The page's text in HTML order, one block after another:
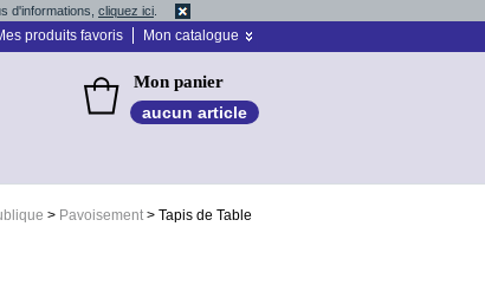
d'informations, cliquez ici
produits favoris Mon catalogue
Mon panier
aucun article
> Pavoisement > Tapis de Table